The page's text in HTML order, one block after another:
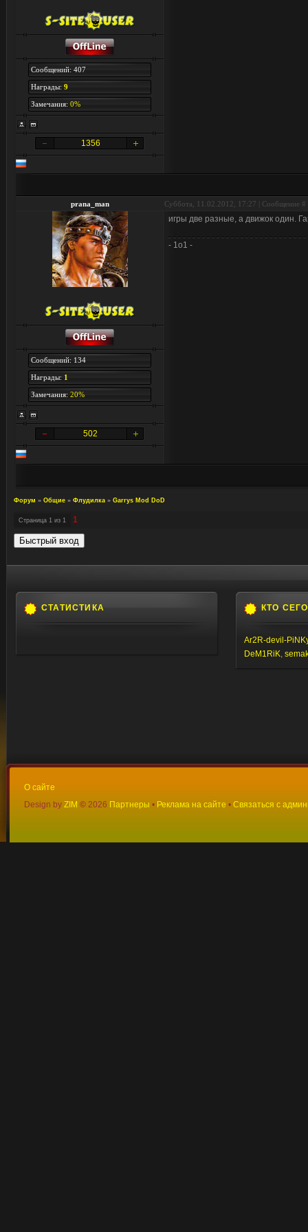
Сообщений: 407
Награды: 9
Замечания: 0%
1356
prana_man Суббота, 11.02.2012, 17:27 | Сообщение #
Сообщений: 134
Награды: 1
Замечания: 20%
502
игры две разные, а движок один.
- 1o1 -
Форум » Общие » Флудилка » Garrys Mod DoD
Страница 1 из 1 1
СТАТИСТИКА КТО
Ar2R-devil-
DeM1RiK,
О сайте
Design by ZIM © 2026 Партнеры • Реклама на сайте • Связаться с